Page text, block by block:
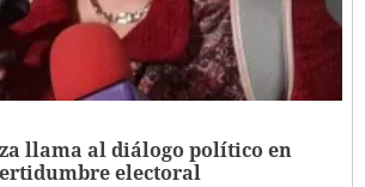
llama al diálogo político en
electoral